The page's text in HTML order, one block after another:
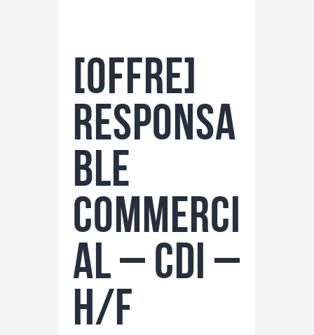
RSE
ACTUALITÉS
Contact
[Offre]
Responsa
ble
Commerci
al – CDI –
H/F